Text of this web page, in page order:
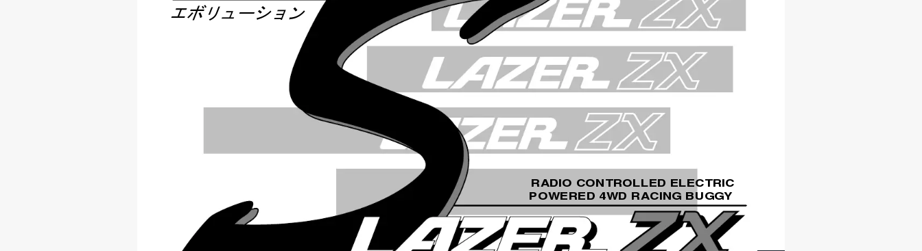
エボリューション
RADIO CONTROLLED ELECTRIC
POWERED 4WD RACING BUGGY